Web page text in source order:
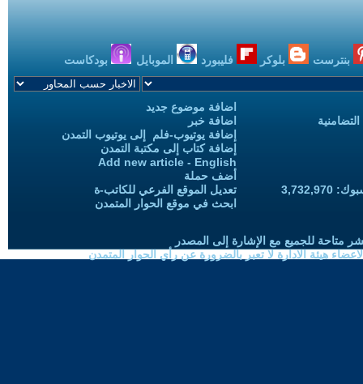
بنترست بلوكر فليبورد الموبايل بودكاست
اضافة موضوع جديد
اضافة خبر
إضافة يوتيوب-فلم إلى يوتيوب التمدن
إضافة كتاب إلى مكتبة التمدن
Add new article - English
أضف حملة
تعديل الموقع الفرعي للكاتب-ة
ابحث في موقع الحوار المتمدن
متاحة للجميع مع الإشارة إلى المصدر
هيئة الادارة لا تعبر بالضرورة عن رأي الحوار المتمدن